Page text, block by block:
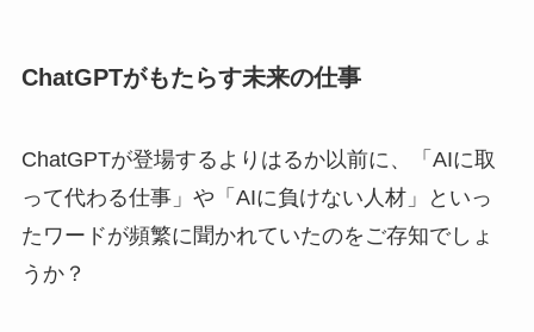
ChatGPTがもたらす未来の仕事
ChatGPTが登場するよりはるか以前に、「AIに取
って代わる仕事」や「AIに負けない人材」といっ
たワードが頻繁に聞かれていたのをご存知でしょ
うか？